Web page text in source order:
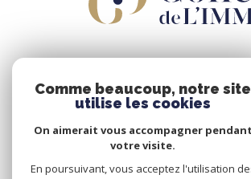
04 78 46 25 95
Les Gones de L'IMMO Lyon 3
102 Avenue Maréchal de Saxe
Comme beaucoup, notre site
utilise les cookies
On aimerait vous accompagner pendant
votre visite.
En poursuivant, vous acceptez l'utilisation